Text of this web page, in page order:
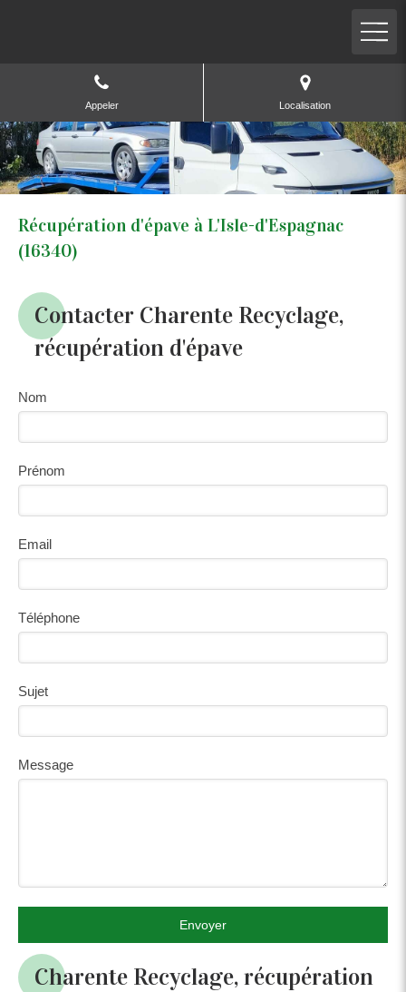
Appeler Localisation
Récupération d'épave à L'Isle-d'Espagnac
(16340)
Contacter Charente Recyclage,
récupération d'épave
Nom
Prénom
Email
Téléphone
Sujet
Message
Envoyer
Charente Recyclage, récupération